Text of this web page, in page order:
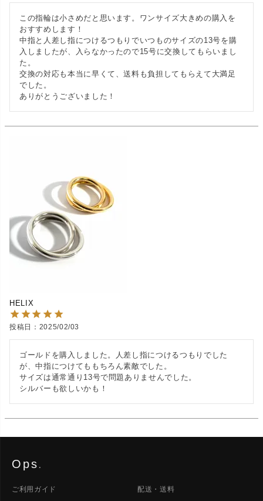
この指輪は小さめだと思います。ワンサイズ大きめの購入を
おすすめします！
中指と人差し指につけるつもりでいつものサイズの13号を購
入しましたが、入らなかったので15号に交換してもらいまし
た。
交換の対応も本当に早くて、送料も負担してもらえて大満足
でした。
ありがとうございました！
HELIX
投稿日 2025/02/03
ゴールドを購入しました。人差し指につけるつもりでした
が、中指につけてももちろん素敵でした。
サイズは通常通り13号で問題ありませんでした。
シルバーも欲しいかも！
Ops.
ご利用ガイド 配送・送料